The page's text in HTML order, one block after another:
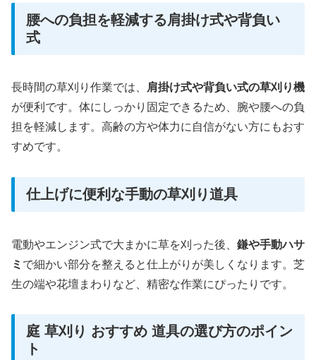
腰への負担を軽減する肩掛け式や背負い
式
長時間の草刈り作業では、 肩掛け式や背負い式の草刈り機
が便利です。体にしっかり固定できるため、腕や腰への負
担を軽減します。高齢の方や体力に自信がない方にもおす
すめです。
仕上げに便利な手動の草刈り道具
電動やエンジン式で大まかに草を刈った後、 鎌や手動ハサ
ミ で細かい部分を整えると仕上がりが美しくなります。芝
生の端や花壇まわりなど、精密な作業にぴったりです。
庭 草刈り おすすめ 道具の選び方のポイン
ト